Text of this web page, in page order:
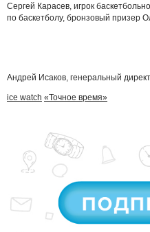
Сергей Карасев, игрок
по баскетболу, бронзовый призер
Андрей Исаков, генеральный
ice watch «Точное время»